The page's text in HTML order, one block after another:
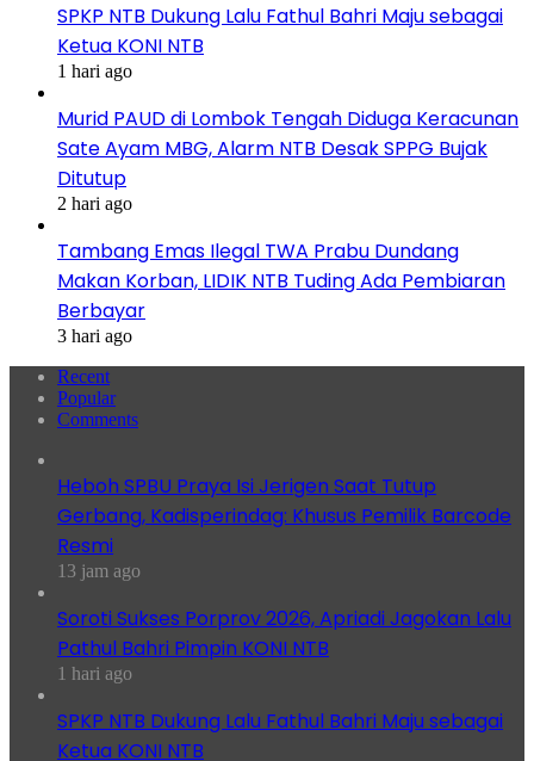
SPKP NTB Dukung Lalu Fathul Bahri Maju sebagai
Ketua KONI NTB
1 hari ago
Murid PAUD di Lombok Tengah Diduga Keracunan
Sate Ayam MBG, Alarm NTB Desak SPPG Bujak
Ditutup
2 hari ago
Tambang Emas Ilegal TWA Prabu Dundang
Makan Korban, LIDIK NTB Tuding Ada Pembiaran
Berbayar
3 hari ago
Recent
Popular
Comments
Heboh SPBU Praya Isi Jerigen Saat Tutup
Gerbang, Kadisperindag: Khusus Pemilik Barcode
Resmi
13 jam ago
Soroti Sukses Porprov 2026, Apriadi Jagokan Lalu
Pathul Bahri Pimpin KONI NTB
1 hari ago
SPKP NTB Dukung Lalu Fathul Bahri Maju sebagai
Ketua KONI NTB